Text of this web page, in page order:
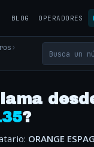
BLOG OPERADORES
›
?
ORANGE